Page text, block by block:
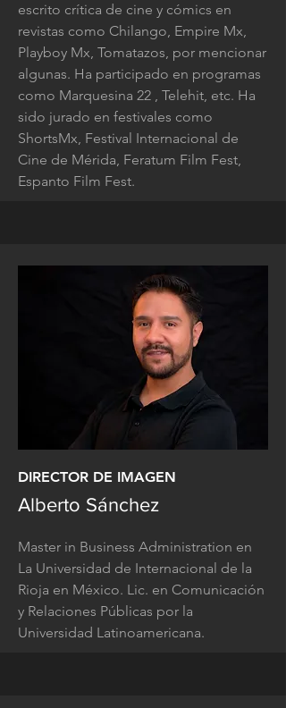
escrito crítica de cine y cómics en
revistas como Chilango, Empire Mx,
Playboy Mx, Tomatazos, por mencionar
algunas. Ha participado en programas
como Marquesina 22 , Telehit, etc. Ha
sido jurado en festivales como
ShortsMx, Festival Internacional de
Cine de Mérida, Feratum Film Fest,
Espanto Film Fest.
DIRECTOR DE IMAGEN
Alberto Sánchez
Master in Business Administration en
La Universidad de Internacional de la
Rioja en México. Lic. en Comunicación
y Relaciones Públicas por la
Universidad Latinoamericana.